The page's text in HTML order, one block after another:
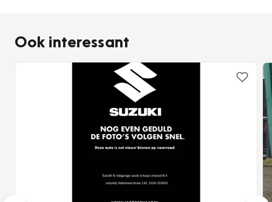
Ook interessant